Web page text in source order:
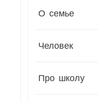
О семье
Человек
Про школу